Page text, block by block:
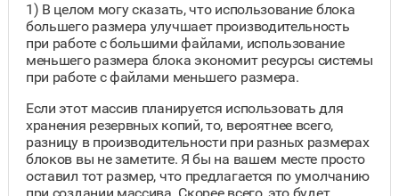
1) В целом могу сказать, что использование блока
большего размера улучшает производительность
при работе с большими файлами, использование
меньшего размера блока экономит ресурсы системы
при работе с файлами меньшего размера.
Если этот массив планируется использовать для
хранения резервных копий, то, вероятнее всего,
разницу в производительности при разных размерах
блоков вы не заметите. Я бы на вашем месте просто
оставил тот размер, что предлагается по умолчанию
при создании массива. Скорее всего, это будет